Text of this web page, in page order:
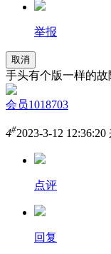
举报
取消
手头有个版一样的故
会员1018703
4#2023-3-12 12:36:20
点评
回复